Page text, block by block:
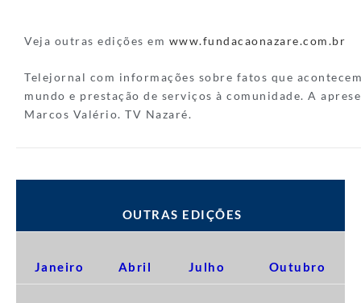
Veja outras edições em www.fundacaonazare.com.br
Telejornal com informações sobre fatos que
mundo e prestação de serviços à comunidade. A
Marcos Valério. TV Nazaré.
OUTRAS EDIÇÕES
Janeiro Abril Julho Outubro